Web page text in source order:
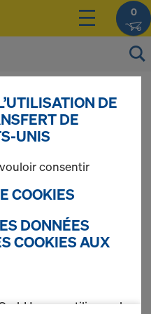
0
prix de vos produits
ouinscrit(e)
DE
DE
UNIS
consentir
COOKIES
DONNÉES
COOKIES AUX
nous utilisons des